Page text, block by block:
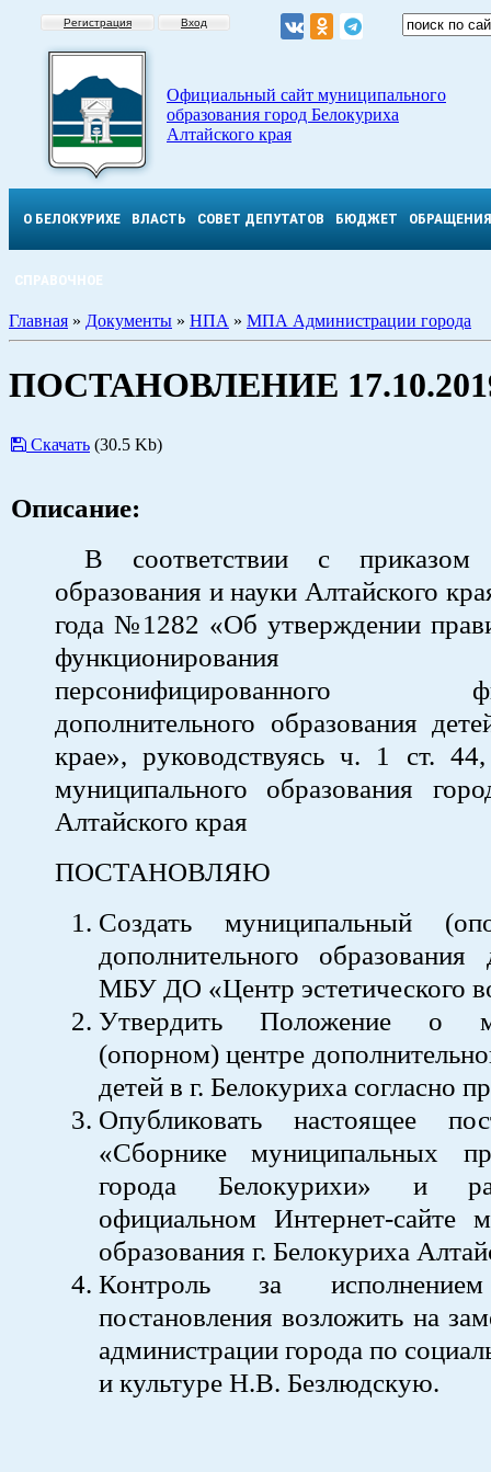
Регистрация Вход
Официальный сайт муниципального
образования город Белокуриха
Алтайского края
О БЕЛОКУРИХЕ ВЛАСТЬ СОВЕТ ДЕПУТАТОВ БЮДЖЕТ ОБРАЩЕНИЯ
СПРАВОЧНОЕ
Главная » Документы » НПА » МПА Администрации города
ПОСТАНОВЛЕНИЕ
Скачать (30.5 Kb)
Описание:
В соответствии с приказом
образования и науки Алтайского
года №1282 «Об утверждении
функционирования
персонифицированного
дополнительного образования
крае», руководствуясь ч. 1 ст.
муниципального образования
Алтайского края
ПОСТАНОВЛЯЮ
Создать муниципальный
дополнительного
МБУ ДО «Центр эстетического
Утвердить Положение о
(опорном) центре
детей в г. Белокуриха согласно
Опубликовать настоящее
«Сборнике муниципальных
города Белокурихи» и
официальном Интернет-сайте
образования г. Белокуриха
Контроль за
постановления возложить на
администрации города по
и культуре Н.В. Безлюдскую.